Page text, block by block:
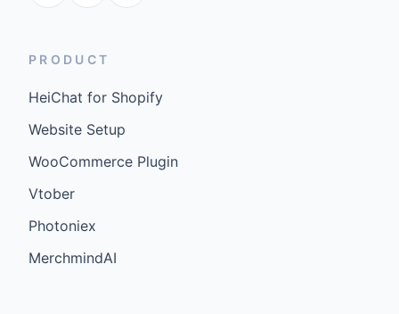
PRODUCT
HeiChat for Shopify
Website Setup
WooCommerce Plugin
Vtober
Photoniex
MerchmindAI